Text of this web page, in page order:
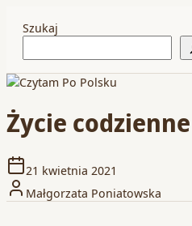
Szukaj
Życie
21 kwietnia 2021
Małgorzata Poniatowska